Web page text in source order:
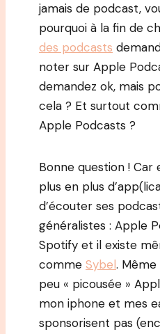
jamais de podcast,
pourquoi à la fin de
des podcasts
noter sur Apple
demandez ok, mais
cela ? Et surtout
Apple Podcasts ?
Bonne question !
plus en plus
d’écouter ses
généralistes : Apple
Spotify et il existe
comme Sybel. Même
peu « picousée »
mon iphone et mes
sponsorisent pas